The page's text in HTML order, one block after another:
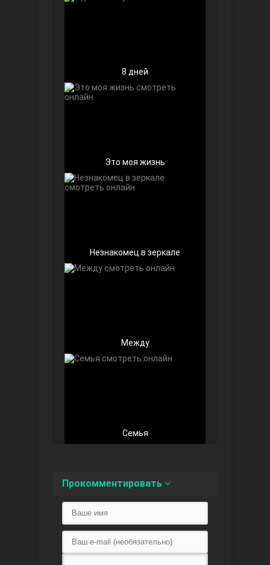
Любовь напоказ
8 дней
Это моя жизнь
Незнакомец в зеркале
Между
Семья
Прокомментировать